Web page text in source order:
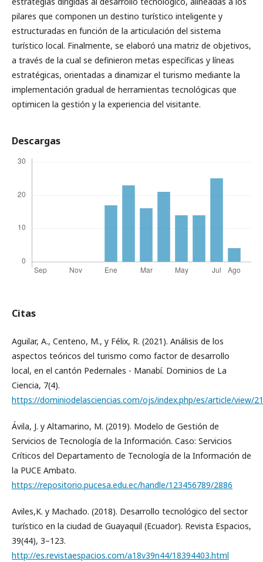
pilares que componen un destino turístico inteligente y
estructuradas en función de la articulación del sistema
turístico local. Finalmente, se elaboró una matriz de objetivos,
a través de la cual se definieron metas específicas y líneas
estratégicas, orientadas a dinamizar el turismo mediante la
implementación gradual de herramientas tecnológicas que
optimicen la gestión y la experiencia del visitante.
Descargas
Citas
Aguilar, A., Centeno, M., y Félix, R. (2021). Análisis de los
aspectos teóricos del turismo como factor de desarrollo
local, en el cantón Pedernales - Manabí. Dominios de La
Ciencia, 7(4).
https://dominiodelasciencias.com/ojs/index.php/es/article/view/
Ávila, J. y Altamarino, M. (2019). Modelo de Gestión de
Servicios de Tecnología de la Información. Caso: Servicios
Críticos del Departamento de Tecnología de la Información de
la PUCE Ambato.
https://repositorio.pucesa.edu.ec/handle/123456789/2886
Aviles,K. y Machado. (2018). Desarrollo tecnológico del sector
turístico en la ciudad de Guayaquil (Ecuador). Revista Espacios,
39(44), 3–123.
http://es.revistaespacios.com/a18v39n44/18394403.html